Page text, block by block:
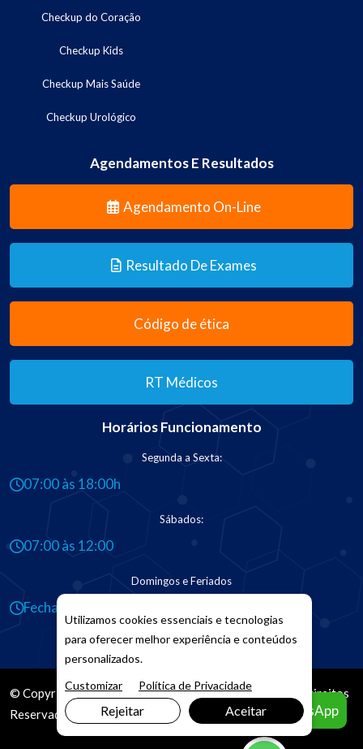
Checkup do Coração
Checkup Kids
Checkup Mais Saúde
Checkup Urológico
Agendamentos E Resultados
Agendamento On-Line
Resultado De Exames
Código de ética
RT Médicos
Horários Funcionamento
Segunda a Sexta:
07:00 às 18:00h
Sábados:
07:00 às 12:00
Domingos e Feriados
Fechado
© Copyright 2026. DIVIAMarketing Digital. Todos os Direitos
Reservados
Agendar pelo WhatsApp
Utilizamos cookies essenciais e tecnologias
para oferecer melhor experiência e conteúdos
personalizados.
Customizar
Política de Privacidade
Rejeitar Aceitar